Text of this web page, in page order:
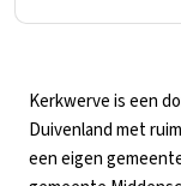
Kerkwerve is een
Duivenland met
een eigen